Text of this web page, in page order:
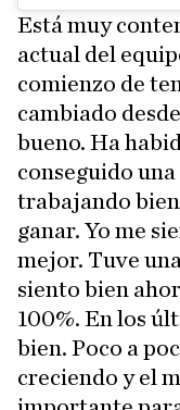
Está muy
actual del
comienzo de
cambiado
bueno. Ha
conseguido una
trabajando
ganar. Yo me
mejor. Tuve una
siento bien
100%. En los
bien. Poco a
creciendo y el